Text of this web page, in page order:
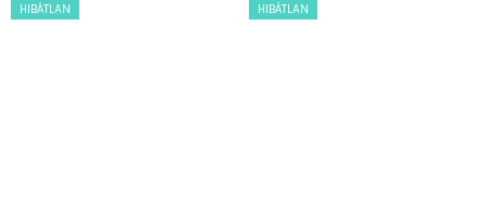
HIBÁTLAN HIBÁTLAN